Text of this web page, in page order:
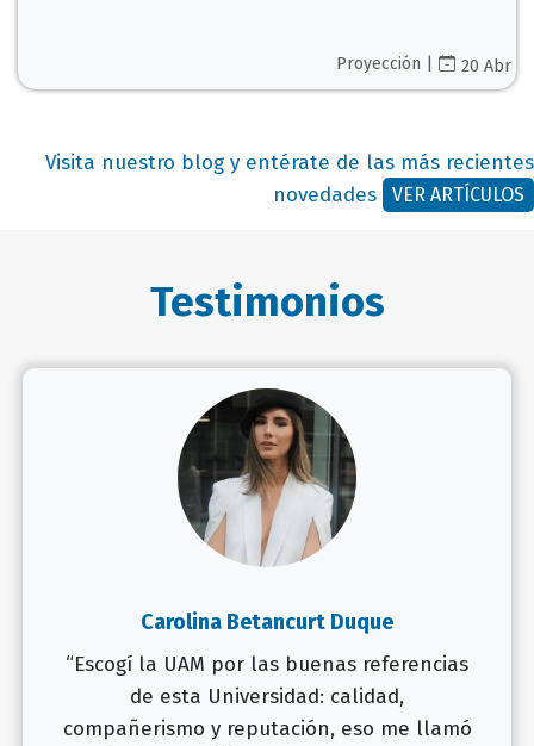
Proyección | 20 Abr
Visita nuestro blog y entérate de las más recientes
novedades
VER ARTÍCULOS
Testimonios
Carolina Betancurt Duque
“Escogí la UAM por las buenas referencias
de esta Universidad: calidad,
compañerismo y reputación, eso me llamó